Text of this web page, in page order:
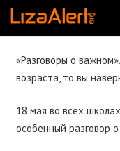
«Разговоры о
возраста, то вы
18 мая во всех
особенный разговор